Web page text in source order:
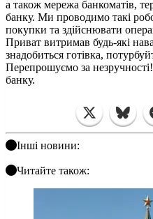
а також мережа банкоматів,
банку. Ми проводимо такі
покупки та здійснювати
Приват витримав будь-які
знадобиться готівка,
Перепрошуємо за
банку.
Інші новини:
Читайте також: